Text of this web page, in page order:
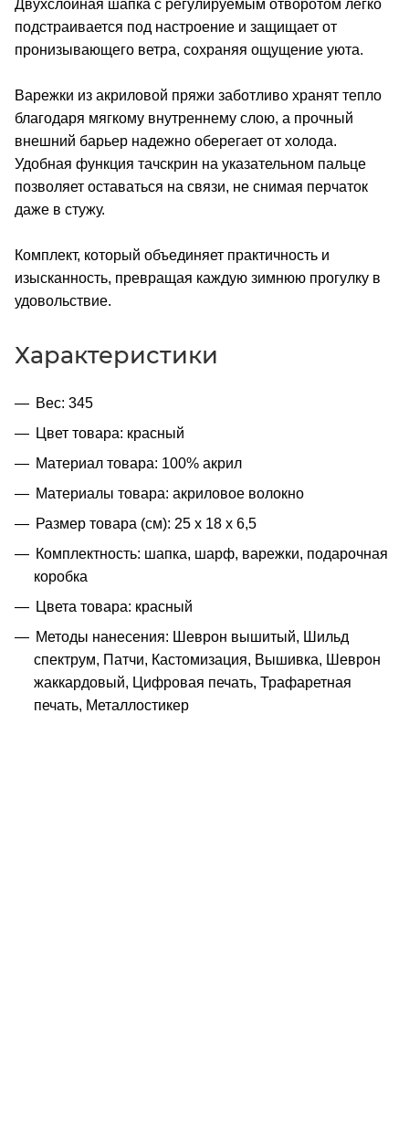
Двухслойная шапка с регулируемым отворотом легко
подстраивается под настроение и защищает от
пронизывающего ветра, сохраняя ощущение уюта.
Варежки из акриловой пряжи заботливо хранят тепло
благодаря мягкому внутреннему слою, а прочный
внешний барьер надежно оберегает от холода.
Удобная функция тачскрин на указательном пальце
позволяет оставаться на связи, не снимая перчаток
даже в стужу.
Комплект, который объединяет практичность и
изысканность, превращая каждую зимнюю прогулку в
удовольствие.
Характеристики
Вес: 345
Цвет товара: красный
Материал товара: 100% акрил
Материалы товара: акриловое волокно
Размер товара (см): 25 х 18 х 6,5
Комплектность: шапка, шарф, варежки, подарочная
коробка
Цвета товара: красный
Методы нанесения: Шеврон вышитый, Шильд
спектрум, Патчи, Кастомизация, Вышивка, Шеврон
жаккардовый, Цифровая печать, Трафаретная
печать, Металлостикер